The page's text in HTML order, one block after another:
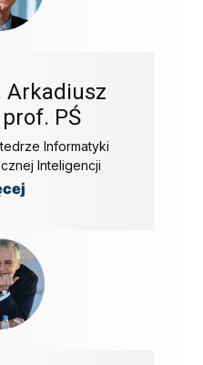
Arkadiusz
PŚ
Informatyki
Inteligencji